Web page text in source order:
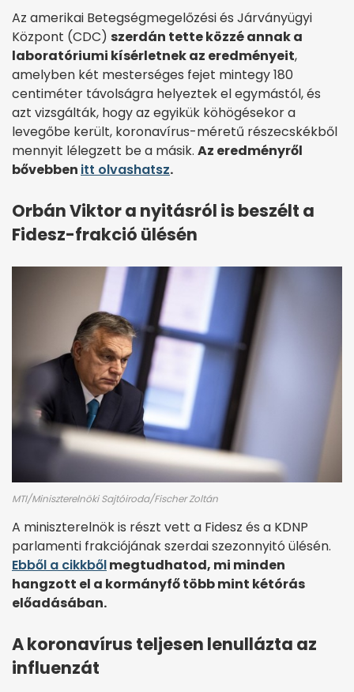
Az amerikai Betegségmegelőzési és Járványügyi
Központ (CDC) szerdán tette közzé annak a
laboratóriumi kísérletnek az eredményeit,
amelyben két mesterséges fejet mintegy 180
centiméter távolságra helyeztek el egymástól, és
azt vizsgálták, hogy az egyikük köhögésekor a
levegőbe került, koronavírus-méretű részecskékből
mennyit lélegzett be a másik. Az eredményről
bővebben itt olvashatsz.
Orbán Viktor a nyitásról is beszélt a
Fidesz-frakció ülésén
MTI/Miniszterelnöki Sajtóiroda/Fischer Zoltán
A miniszterelnök is részt vett a Fidesz és a KDNP
parlamenti frakciójának szerdai szezonnyitó ülésén.
Ebből a cikkbőlmegtudhatod, mi minden
hangzott el a kormányfő több mint kétórás
előadásában.
A koronavírus teljesen lenullázta az
influenzát